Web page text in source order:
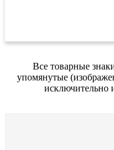
Все товарные
упомянутые
исключительно